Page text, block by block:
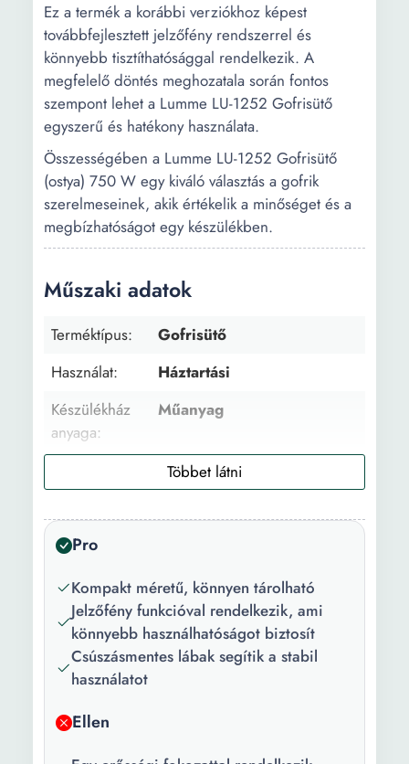
Ez a termék a korábbi verziókhoz képest
továbbfejlesztett jelzőfény rendszerrel és
könnyebb tisztíthatósággal rendelkezik. A
megfelelő döntés meghozatala során fontos
szempont lehet a Lumme LU-1252 Gofrisütő
egyszerű és hatékony használata.
Összességében a Lumme LU-1252 Gofrisütő
(ostya) 750 W egy kiváló választás a gofrik
szerelmeseinek, akik értékelik a minőséget és a
megbízhatóságot egy készülékben.
Műszaki adatok
Terméktípus:
Gofrisütő
Használat:
Háztartási
Készülékház
anyaga:
Műanyag
Alumínium
Teljesítmény:
Erősségi
fokozatok:
1
Elkészített
termékek
száma:
2
Vezérlőpanel
Pro
Kompakt méretű, könnyen tárolható
Jelzőfény funkcióval rendelkezik, ami
könnyebb használhatóságot biztosít
Csúszásmentes lábak segítik a stabil
használatot
Ellen